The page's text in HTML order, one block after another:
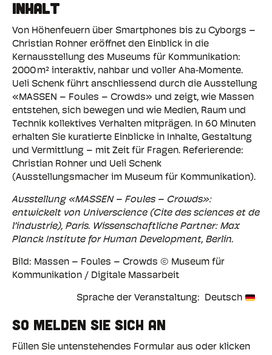
INHALT
Von Höhenfeuern über Smartphones bis zu Cyborgs –
Christian Rohner eröffnet den Einblick in die
Kernausstellung des Museums für Kommunikation:
2000 m² interaktiv, nahbar und voller Aha‑Momente.
Ueli Schenk führt anschliessend durch die Ausstellung
«MASSEN – Foules – Crowds» und zeigt, wie Massen
entstehen, sich bewegen und wie Medien, Raum und
Technik kollektives Verhalten mitprägen. In 60 Minuten
erhalten Sie kuratierte Einblicke in Inhalte, Gestaltung
und Vermittlung – mit Zeit für Fragen. Referierende:
Christian Rohner und Ueli Schenk
(Ausstellungsmacher im Museum für Kommunikation).
Ausstellung «MASSEN – Foules – Crowds»:
entwickelt von Universcience (Cite des sciences et de
l’industrie), Paris. Wissenschaftliche Partner: Max
Planck Institute for Human Development, Berlin.
Bild: Massen – Foules – Crowds © Museum für
Kommunikation / Digitale Massarbeit
Sprache der Veranstaltung Deutsch
SO MELDEN SIE SICH AN
Füllen Sie untenstehendes Formular aus oder klicken